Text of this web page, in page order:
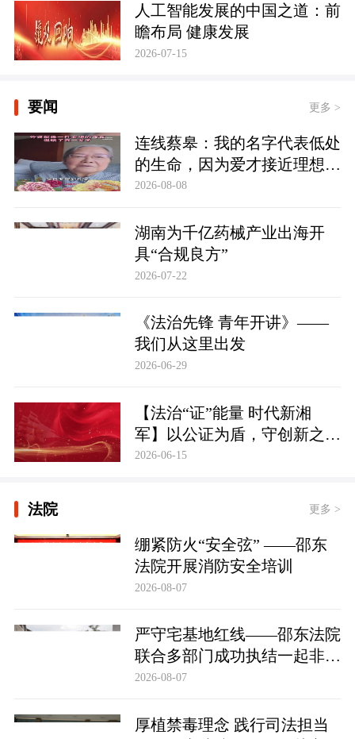
人工智能发展的中国之道：前
瞻布局 健康发展
2026-07-15
要闻 更多 >
连线蔡皋：我的名字代表低处
的生命，因为爱才接近理想的
高地
2026-08-08
湖南为千亿药械产业出海开
具“合规良方”
2026-07-22
《法治先锋 青年开讲》——
我们从这里出发
2026-06-29
【法治“证”能量 时代新湘
军】以公证为盾，守创新之魂
湖南青年公证人为知识产权保
2026-06-15
法院 更多 >
绷紧防火“安全弦” ——邵东
法院开展消防安全培训
2026-08-07
严守宅基地红线——邵东法院
联合多部门成功执结一起非法
占用宅基地行政处罚案
2026-08-07
厚植禁毒理念 践行司法担当